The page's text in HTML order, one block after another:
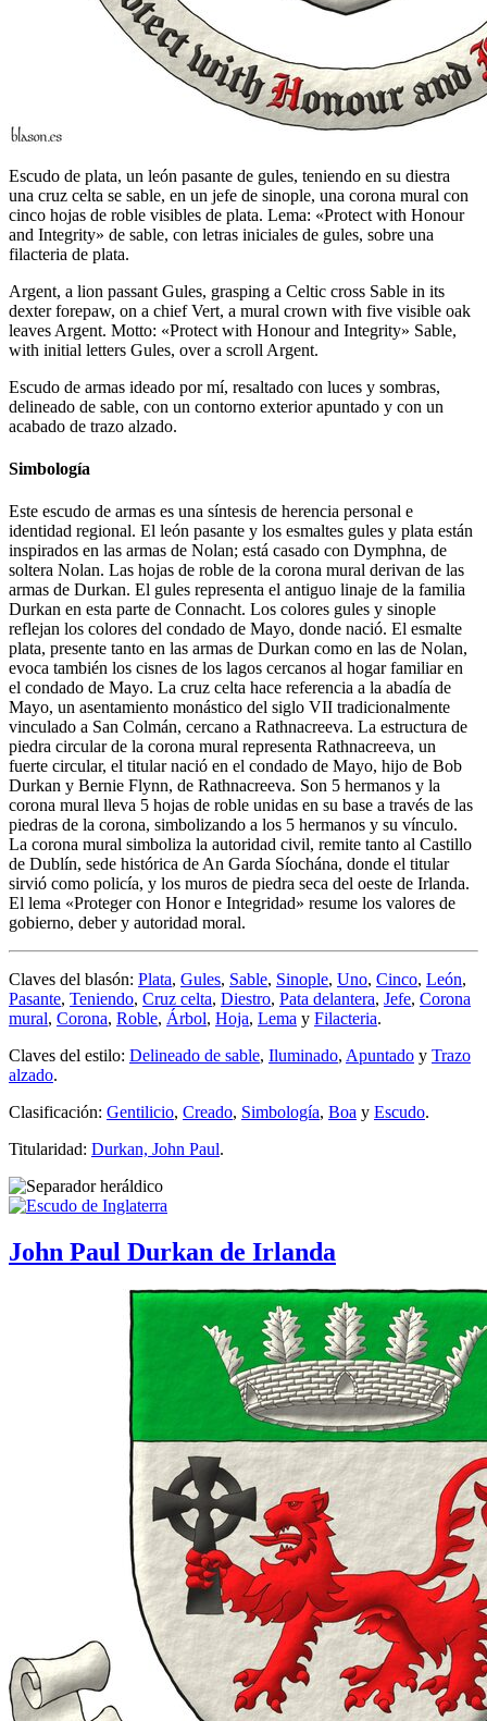
Escudo de plata, un león pasante de gules, teniendo en su diestra
una cruz celta se sable, en un jefe de sinople, una corona mural con
cinco hojas de roble visibles de plata. Lema: «Protect with Honour
and Integrity» de sable, con letras iniciales de gules, sobre una
filacteria de plata.
Argent, a lion passant Gules, grasping a Celtic cross Sable in its
dexter forepaw, on a chief Vert, a mural crown with five visible oak
leaves Argent. Motto: «Protect with Honour and Integrity» Sable,
with initial letters Gules, over a scroll Argent.
Escudo de armas ideado por mí, resaltado con luces y sombras,
delineado de sable, con un contorno exterior apuntado y con un
acabado de trazo alzado.
Simbología
Este escudo de armas es una síntesis de herencia personal e
identidad regional. El león pasante y los esmaltes gules y plata están
inspirados en las armas de Nolan; está casado con Dymphna, de
soltera Nolan. Las hojas de roble de la corona mural derivan de las
armas de Durkan. El gules representa el antiguo linaje de la familia
Durkan en esta parte de Connacht. Los colores gules y sinople
reflejan los colores del condado de Mayo, donde nació. El esmalte
plata, presente tanto en las armas de Durkan como en las de Nolan,
evoca también los cisnes de los lagos cercanos al hogar familiar en
el condado de Mayo. La cruz celta hace referencia a la abadía de
Mayo, un asentamiento monástico del siglo VII tradicionalmente
vinculado a San Colmán, cercano a Rathnacreeva. La estructura de
piedra circular de la corona mural representa Rathnacreeva, un
fuerte circular, el titular nació en el condado de Mayo, hijo de Bob
Durkan y Bernie Flynn, de Rathnacreeva. Son 5 hermanos y la
corona mural lleva 5 hojas de roble unidas en su base a través de las
piedras de la corona, simbolizando a los 5 hermanos y su vínculo.
La corona mural simboliza la autoridad civil, remite tanto al Castillo
de Dublín, sede histórica de An Garda Síochána, donde el titular
sirvió como policía, y los muros de piedra seca del oeste de Irlanda.
El lema «Proteger con Honor e Integridad» resume los valores de
gobierno, deber y autoridad moral.
Claves del blasón: Plata, Gules, Sable, Sinople, Uno, Cinco, León,
Pasante, Teniendo, Cruz celta, Diestro, Pata delantera, Jefe, Corona
mural, Corona, Roble, Árbol, Hoja, Lema y Filacteria.
Claves del estilo: Delineado de sable, Iluminado, Apuntado y Trazo
alzado.
Clasificación: Gentilicio, Creado, Simbología, Boa y Escudo.
Titularidad: Durkan, John Paul.
John Paul Durkan de Irlanda